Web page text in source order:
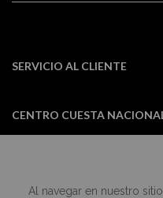
Al navegar en nuestro
SERVICIO AL CLIENTE
CENTRO CUESTA